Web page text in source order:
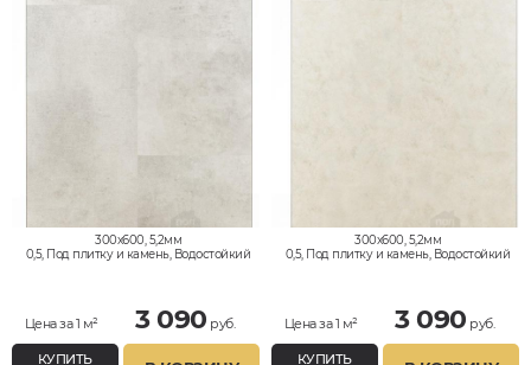
300x600, 5,2мм
0,5, Под плитку и камень, Водостойкий
Цена за 1 м² 3 090 руб.
КУПИТЬ
300x600, 5,2мм
0,5, Под плитку и камень, Водостойкий
Цена за 1 м² 3 090 руб.
КУПИТЬ